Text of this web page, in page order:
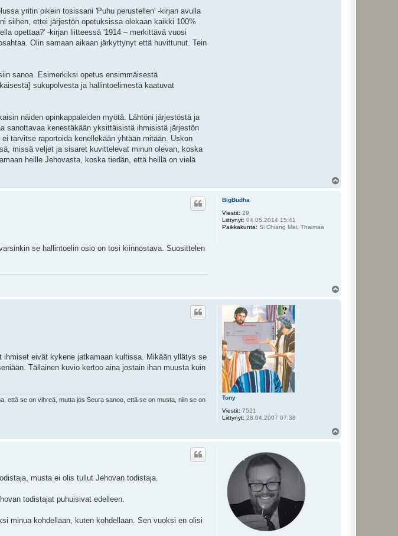
yritin oikein tosissani 'Puhu perustellen' -kirjan avulla
siihen, ettei järjestön opetuksissa olekaan kaikki 100%
opettaa?' -kirjan liitteessä '1914 – merkittävä vuosi
Olin samaan aikaan järkyttynyt että huvittunut. Tein
sanoa. Esimerkiksi opetus ensimmäisestä
sukupolvesta ja hallintoelimestä kaatuvat
näiden opinkappaleiden myötä. Lähtöni järjestöstä ja
sanottavaa kenestäkään yksittäisistä ihmisistä järjestön
tarvitse raportoida kenellekään yhtään mitään. Uskon
missä veljet ja sisaret kuvittelevat minun olevan, koska
heille Jehovasta, koska tiedän, että heillä on vielä
BigBudha
Viestit: 29
Liittynyt: 04.05.2014 15:41
Paikkakunta: Si Chiang Mai, Thaimaa
se hallintoelin osio on tosi kiinnostava. Suosittelen
Tony
Viestit: 7521
Liittynyt: 28.04.2007 07:38
ihmiset eivät kykene jatkamaan kultissa. Mikään yllätys se
Tällainen kuvio kertoo aina jostain ihan muusta kuin
että se on vihreä, mutta jos Seura sanoo, että se on musta, niin se on
musta ei olis tullut Jehovan todistaja.
todistajat puhuisivat edelleen.
minua kohdellaan, kuten kohdellaan. Sen vuoksi en olisi